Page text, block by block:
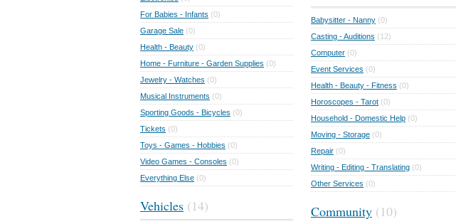
For Babies - Infants (0)
Garage Sale (0)
Health - Beauty (0)
Home - Furniture - Garden Supplies (0)
Jewelry - Watches (0)
Musical Instruments (0)
Sporting Goods - Bicycles (0)
Tickets (0)
Toys - Games - Hobbies (0)
Video Games - Consoles (0)
Everything Else (0)
Vehicles (14)
Babysitter - Nanny (0)
Casting - Auditions (12)
Computer (0)
Event Services (0)
Health - Beauty - Fitness (0)
Horoscopes - Tarot (0)
Household - Domestic Help (0)
Moving - Storage (0)
Repair (0)
Writing - Editing - Translating (0)
Other Services (0)
Community (10)